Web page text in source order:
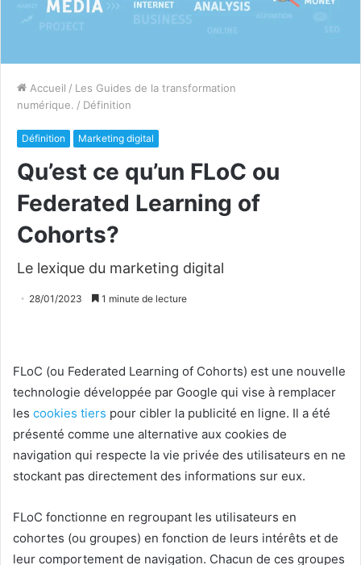
Accueil / Les Guides de la transformation
numérique. / Définition
Définition Marketing digital
Qu’est ce qu’un FLoC ou
Federated Learning of
Cohorts?
Le lexique du marketing digital
28/01/2023 1 minute de lecture
FLoC (ou Federated Learning of Cohorts) est une nouvelle
technologie développée par Google qui vise à remplacer
les cookies tiers pour cibler la publicité en ligne. Il a été
présenté comme une alternative aux cookies de
navigation qui respecte la vie privée des utilisateurs en ne
stockant pas directement des informations sur eux.
FLoC fonctionne en regroupant les utilisateurs en
cohortes (ou groupes) en fonction de leurs intérêts et de
leur comportement de navigation. Chacun de ces groupes